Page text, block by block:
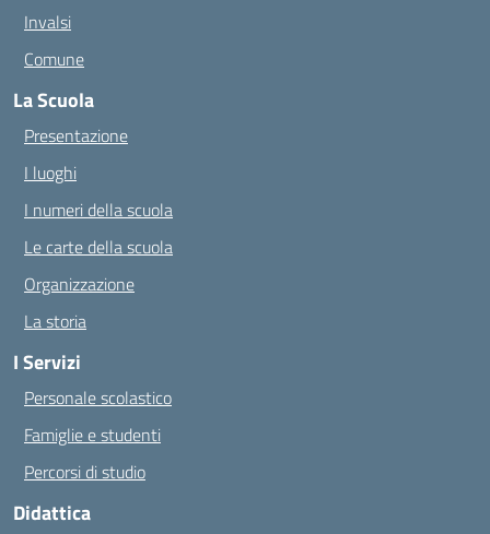
Invalsi
Comune
La Scuola
Presentazione
I luoghi
I numeri della scuola
Le carte della scuola
Organizzazione
La storia
I Servizi
Personale scolastico
Famiglie e studenti
Percorsi di studio
Didattica